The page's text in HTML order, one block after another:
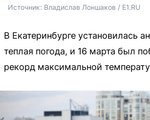
Источник: Владислав Лоншаков / E1.RU
В Екатеринбурге установилась
теплая погода, и 16 марта был
рекорд максимальной